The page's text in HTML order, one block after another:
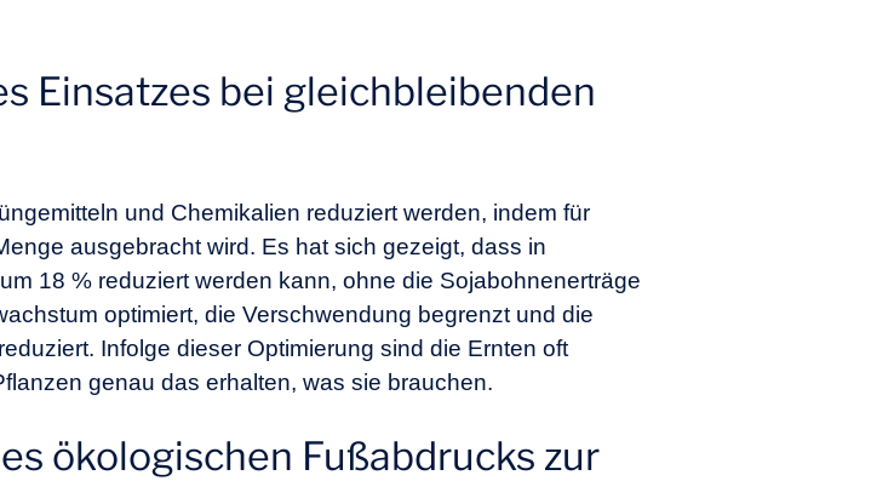
Einsatzes bei gleichbleibenden
und Chemikalien reduziert werden, indem für
ausgebracht wird. Es hat sich gezeigt, dass in
18 % reduziert werden kann, ohne die Sojabohnenerträge
optimiert, die Verschwendung begrenzt und die
Infolge dieser Optimierung sind die Ernten oft
genau das erhalten, was sie brauchen.
ökologischen Fußabdrucks zur